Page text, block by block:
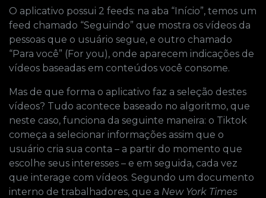
O aplicativo possui 2 feeds: na aba “Início”, temos um
feed chamado “Seguindo” que mostra os vídeos da
pessoas que o usuário segue, e outro chamado
“Para você” (For you), onde aparecem indicações de
vídeos baseadas em conteúdos você consome.
Mas de que forma o aplicativo faz a seleção destes
vídeos? Tudo acontece baseado no algoritmo, que
neste caso, funciona da seguinte maneira: o Tiktok
começa a selecionar informações assim que o
usuário cria sua conta – a partir do momento que
escolhe seus interesses – e em seguida, cada vez
que interage com vídeos. Segundo um documento
interno de trabalhadores, que a New York Times